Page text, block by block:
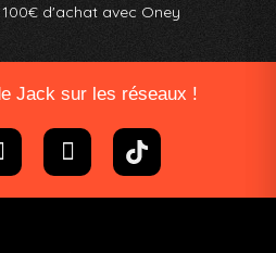
d'achat avec Oney​
Jack sur les réseaux !